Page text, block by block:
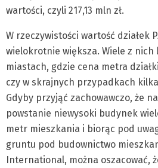
wartości, czyli 217,13 mln zł.
W rzeczywistości wartość działek
wielokrotnie większa. Wiele z nich
miastach, gdzie cena metra
czy w skrajnych przypadkach
Gdyby przyjąć zachowawczo, że
powstanie niewysoki budynek
metr mieszkania i biorąc pod
gruntu pod budownictwo
International, można oszacować,